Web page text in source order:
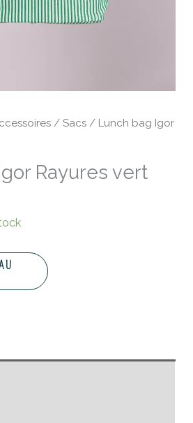
/Sacs / Lunch bag Igor
Rayures vert